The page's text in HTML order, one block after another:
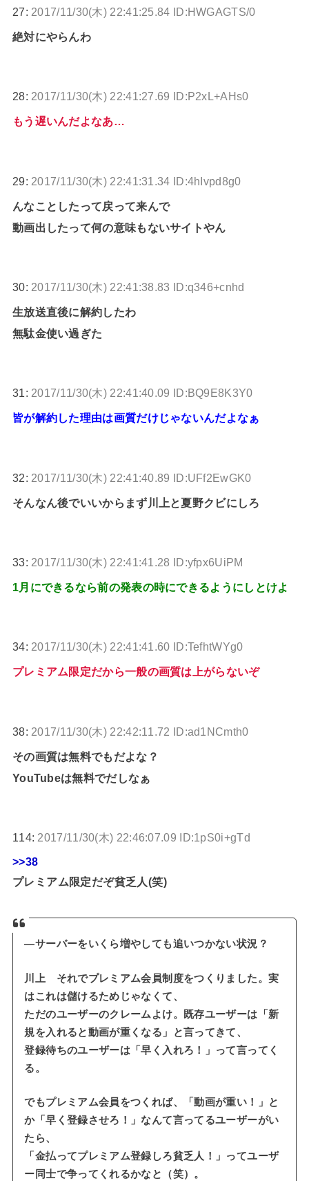
27: 2017/11/30(木) 22:41:25.84 ID:HWGAGTS/0
絶対にやらんわ
28: 2017/11/30(木) 22:41:27.69 ID:P2xL+AHs0
もう遅いんだよなあ…
29: 2017/11/30(木) 22:41:31.34 ID:4hIvpd8g0
んなことしたって戻って来んで
動画出したって何の意味もないサイトやん
30: 2017/11/30(木) 22:41:38.83 ID:q346+cnhd
生放送直後に解約したわ
無駄金使い過ぎた
31: 2017/11/30(木) 22:41:40.09 ID:BQ9E8K3Y0
皆が解約した理由は画質だけじゃないんだよなぁ
32: 2017/11/30(木) 22:41:40.89 ID:UFf2EwGK0
そんなん後でいいからまず川上と夏野クビにしろ
33: 2017/11/30(木) 22:41:41.28 ID:yfpx6UiPM
1月にできるなら前の発表の時にできるようにしとけよ
34: 2017/11/30(木) 22:41:41.60 ID:TefhtWYg0
プレミアム限定だから一般の画質は上がらないぞ
38: 2017/11/30(木) 22:42:11.72 ID:ad1NCmth0
その画質は無料でもだよな？
YouTubeは無料でだしなぁ
114: 2017/11/30(木) 22:46:07.09 ID:1pS0i+gTd
>>38
プレミアム限定だぞ貧乏人(笑)
―サーバーをいくら増やしても追いつかない状況？
川上 それでプレミアム会員制度をつくりました。実
はこれは儲けるためじゃなくて、
ただのユーザーのクレームよけ。既存ユーザーは「新
規を入れると動画が重くなる」と言ってきて、
登録待ちのユーザーは「早く入れろ！」って言ってく
る。
でもプレミアム会員をつくれば、「動画が重い！」と
か「早く登録させろ！」なんて言ってるユーザーがい
たら、
「金払ってプレミアム登録しろ貧乏人！」ってユーザ
ー同士で争ってくれるかなと（笑）。